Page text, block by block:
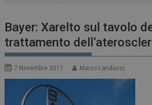
Bayer: Xarelto sul tavolo
trattamento
7 Novembre 2017 Marco Landucci